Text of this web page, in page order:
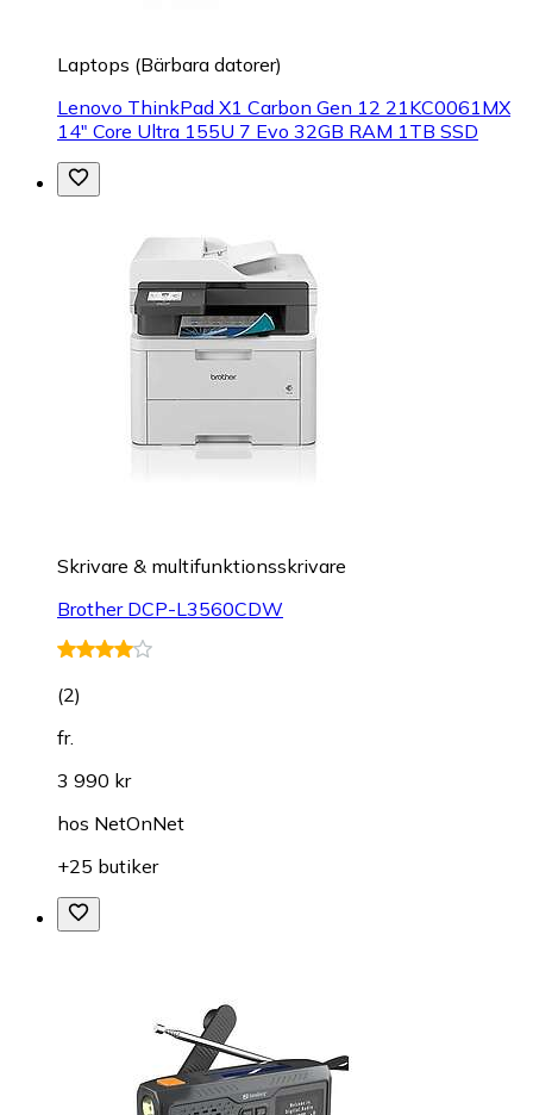
Laptops (Bärbara datorer)
Lenovo ThinkPad X1 Carbon Gen 12 21KC0061MX
14" Core Ultra 155U 7 Evo 32GB RAM 1TB SSD
Skrivare & multifunktionsskrivare
Brother DCP-L3560CDW
(2)
fr.
3 990 kr
hos NetOnNet
+25 butiker